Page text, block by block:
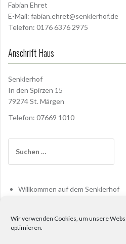
Wir verwenden Cookies, um unsere
optimieren.
Fabian Ehret
E-Mail: fabian.ehret@senklerhof.de
Telefon: 0176 6376 2975
Anschrift Haus
Senklerhof
In den Spirzen 15
79274 St. Märgen
Telefon: 07669 1010
nach:
Willkommen auf dem Senklerhof
Blog